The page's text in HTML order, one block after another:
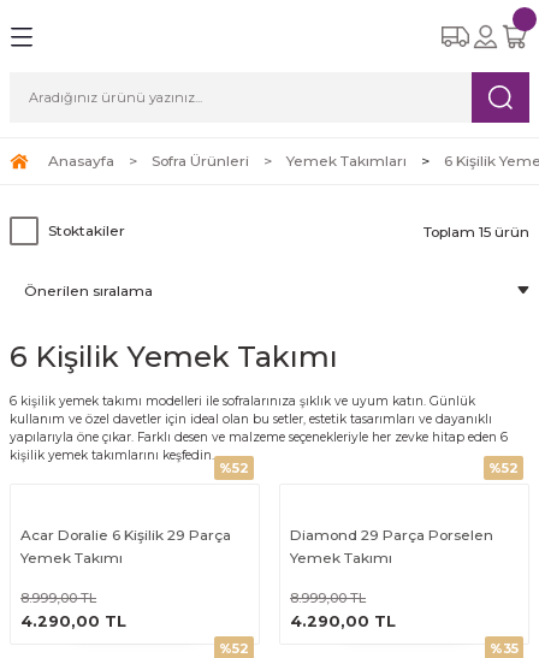
6 Kişilik Yemek Takımı
6 Kişilik Cam Bardak Setleri
Çay Fincan Setleri
Seti Robot Süpürge
Anasayfa Sofra Ürünleri Yemek Takımları 6 Kişilik
Stoktakiler Toplam 15 ürün
6 Kişilik Yemek Takımı
6 kişilik yemek takımı modelleri ile sofralarınıza şıklık ve uyum katın. Günlük
kullanım ve özel davetler için ideal olan bu setler, estetik tasarımları ve dayanıklı
yapılarıyla öne çıkar. Farklı desen ve malzeme seçenekleriyle her zevke hitap eden 6
kişilik yemek takımlarını keşfedin.
%52
Acar Doralie 6 Kişilik 29 Parça
Yemek Takımı
8.999,00 TL
4.290,00 TL
ÜRÜNÜ İNCELE
%52
Diamond 29 Parça Porselen
Yemek Takımı
8.999,00 TL
4.290,00 TL
ÜRÜNÜ İNCELE
%52 %35